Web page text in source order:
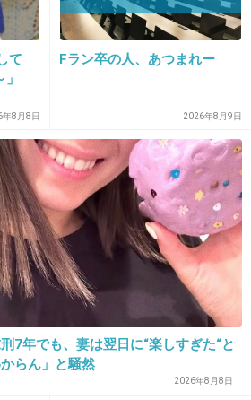
ー！
+16 -6
て
年8月8日
Fラン卒の人、あつまれー
2026年8月9日
7年でも、妻は翌日に“楽しすぎた“と
らん」と騒然
2026年8月8日